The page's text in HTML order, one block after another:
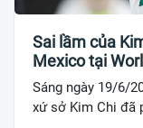
Sai lầm của
Mexico tại
Sáng ngày 19/6/
xứ sở Kim Chi đã